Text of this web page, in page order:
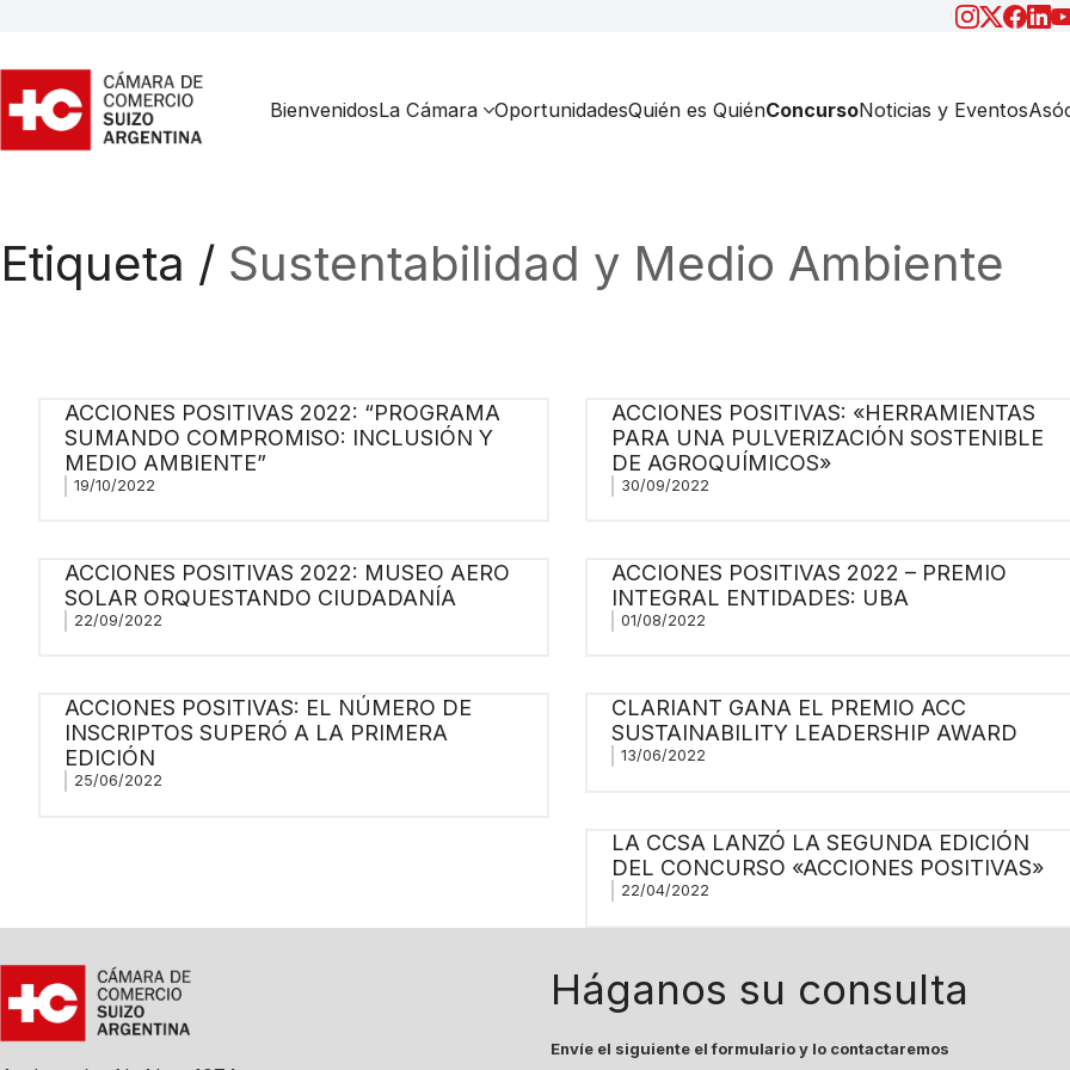
BienvenidosLa Cámara OportunidadesQuién es QuiénConcursoNoticias y Eventos
Etiqueta / Sustentabilidad y Medio Ambiente
ACCIONES POSITIVAS 2022: “PROGRAMA
SUMANDO COMPROMISO: INCLUSIÓN Y
MEDIO AMBIENTE”
19/10/2022
ACCIONES POSITIVAS: «HERRAMIENTAS
PARA UNA PULVERIZACIÓN SOSTENIBLE
DE AGROQUÍMICOS»
30/09/2022
ACCIONES POSITIVAS 2022: MUSEO AERO
SOLAR ORQUESTANDO CIUDADANÍA
22/09/2022
ACCIONES POSITIVAS 2022 – PREMIO
INTEGRAL ENTIDADES: UBA
01/08/2022
ACCIONES POSITIVAS: EL NÚMERO DE
INSCRIPTOS SUPERÓ A LA PRIMERA
EDICIÓN
25/06/2022
CLARIANT GANA EL PREMIO ACC
SUSTAINABILITY LEADERSHIP AWARD
13/06/2022
LA CCSA LANZÓ LA SEGUNDA EDICIÓN
DEL CONCURSO «ACCIONES POSITIVAS»
22/04/2022
Háganos su consulta
Envíe el siguiente el formulario y lo contactaremos